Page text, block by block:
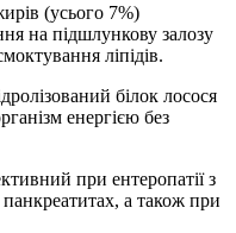
(усього 7%)
на підшлункову залозу
ліпідів.
білок лосося
енергією без
при ентеропатії з
а також при